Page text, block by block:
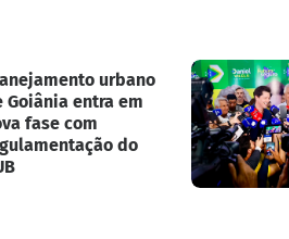
urbano
Goiânia entra em
fase com
do